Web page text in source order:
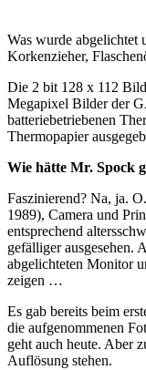
Was wurde abgelichtet
Korkenzieher,
Die 2 bit 128 x 112
Megapixel Bilder der
batteriebetriebenen
Thermopapier
Wie hätte Mr. Spock
Faszinierend? Na, ja.
1989), Camera und
entsprechend
gefälliger ausgesehen.
abgelichteten Monitor
zeigen …
Es gab bereits beim
die aufgenommenen
geht auch heute. Aber
Auflösung stehen.